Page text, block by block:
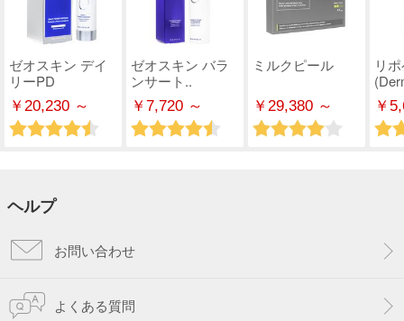
ゼオスキン デイ
リーPD
￥20,230 ～
ゼオスキン バラ
ンサート..
￥7,720 ～
ミルクピール
￥29,380 ～
リ
￥
ヘルプ
お問い合わせ
よくある質問